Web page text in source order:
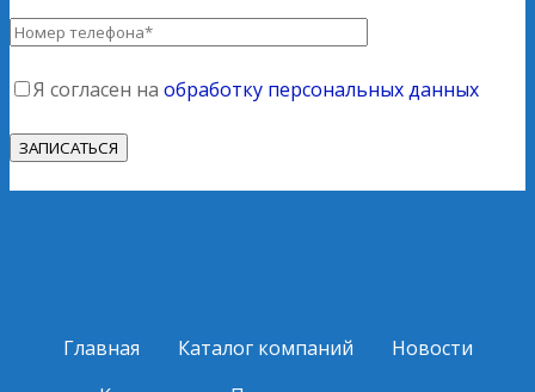
Я согласен на обработку персональных данных
Главная Каталог компаний
Новости